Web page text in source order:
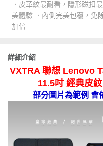
．皮革紋最耐看，隱形磁扣
美體驗 ．內側完美包覆，免
加倍
詳細介紹
VXTRA 聯想 Lenovo
11.5吋 經典皮
部分圖片為範例 會